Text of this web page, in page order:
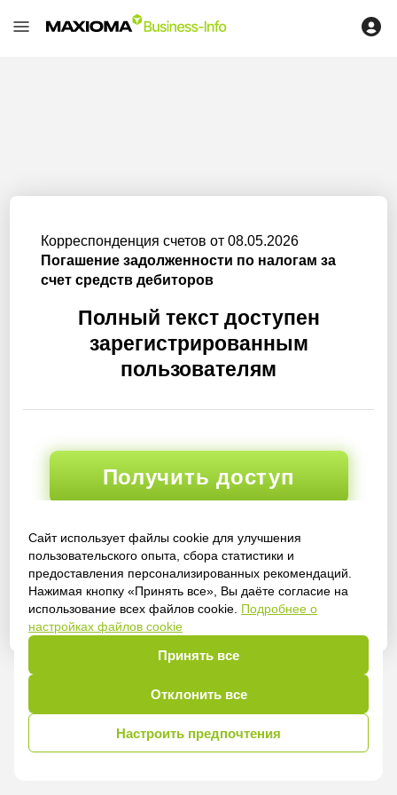
Сайт использует файлы cookie для улучшения
пользовательского опыта, сбора статистики и
предоставления персонализированных рекомендаций.
Нажимая кнопку «Принять все», Вы даёте согласие на
использование всех файлов cookie. Подробнее о
настройках файлов cookie
Принять все
Отклонить все
Настроить предпочтения
Корреспонденция счетов от 08.05.2026
Погашение задолженности по налогам за
счет средств дебиторов
Полный текст доступен
зарегистрированным
пользователям
Получить доступ
Войти